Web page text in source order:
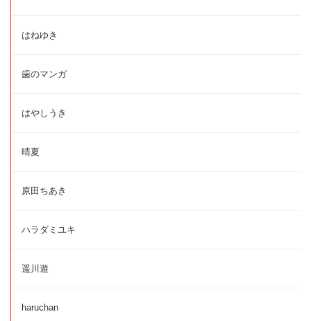
はねゆき
歯のマンガ
はやしうき
晴夏
原田ちあき
ハラダミユキ
遥川遊
haruchan